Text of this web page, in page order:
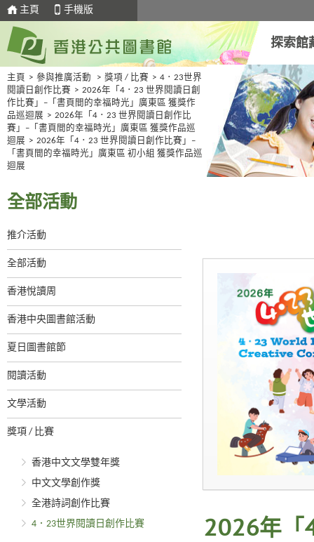
主頁 手機版
探索館
主頁 > 參與推廣活動 > 獎項 / 比賽 > 4．23世界
閱讀日創作比賽 > 2026年「4．23 世界閱讀日創
作比賽」–「書頁間的幸福時光」廣東區 獲獎作
品巡迴展 > 2026年「4．23 世界閱讀日創作比
賽」–「書頁間的幸福時光」廣東區 獲獎作品巡
迴展 > 2026年「4．23 世界閱讀日創作比賽」–
「書頁間的幸福時光」廣東區 初小組 獲獎作品巡
迴展
全部活動
推介活動
全部活動
香港悅讀周
香港中央圖書館活動
夏日圖書館節
閱讀活動
文學活動
獎項 / 比賽
香港中文文學雙年獎
中文文學創作獎
全港詩詞創作比賽
4．23世界閱讀日創作比賽
2026年「